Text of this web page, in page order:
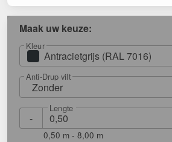
Maak uw keuze:
Kleur
Antracietgrijs (RAL 7016)
Anti-Drup vilt
Zonder
-
Lengte
0,50 m - 8,00 m